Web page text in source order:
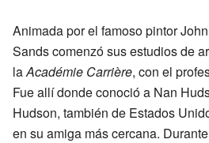
Animada por el famoso pintor
Sands comenzó sus estudios de
laAcadémie Carrière, con el
Fue allí donde conoció a Nan
Hudson, también de Estados
en su amiga más cercana.